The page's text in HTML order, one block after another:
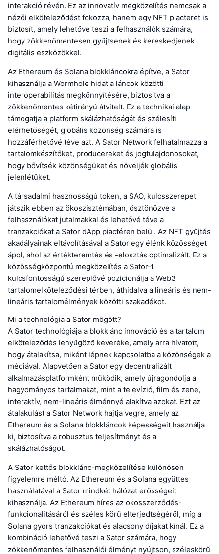
interakció révén. Ez az innovatív megközelítés nemcsak a
nézői elköteleződést fokozza, hanem egy NFT piacteret is
biztosít, amely lehetővé teszi a felhasználók számára,
hogy zökkenőmentesen gyűjtsenek és kereskedjenek
digitális eszközökkel.
Az Ethereum és Solana blokkláncokra építve, a Sator
kihasználja a Wormhole hidat a láncok közötti
interoperabilitás megkönnyítésére, biztosítva a
zökkenőmentes kétirányú átvitelt. Ez a technikai alap
támogatja a platform skálázhatóságát és szélesíti
elérhetőségét, globális közönség számára is
hozzáférhetővé téve azt. A Sator Network felhatalmazza a
tartalomkészítőket, producereket és jogtulajdonosokat,
hogy bővítsék közönségüket és növeljék globális
jelenlétüket.
A társadalmi hasznosságú token, a SAO, kulcsszerepet
játszik ebben az ökoszisztémában, ösztönözve a
felhasználókat jutalmakkal és lehetővé téve a
tranzakciókat a Sator dApp piactéren belül. Az NFT gyűjtés
akadályainak eltávolításával a Sator egy élénk közösséget
ápol, ahol az értékteremtés és -elosztás optimalizált. Ez a
közösségközpontú megközelítés a Sator-t
kulcsfontosságú szereplővé pozicionálja a Web3
tartalomelköteleződési térben, áthidalva a lineáris és nem-
lineáris tartalomélmények közötti szakadékot.
Mi a technológia a Sator mögött?
A Sator technológiája a blokklánc innováció és a tartalom
elköteleződés lenyűgöző keveréke, amely arra hivatott,
hogy átalakítsa, miként lépnek kapcsolatba a közönségek a
médiával. Alapvetően a Sator egy decentralizált
alkalmazásplatformként működik, amely újragondolja a
hagyományos tartalmakat, mint a televízió, film és zene,
interaktív, nem-lineáris élménnyé alakítva azokat. Ezt az
átalakulást a Sator Network hajtja végre, amely az
Ethereum és a Solana blokkláncok képességeit használja
ki, biztosítva a robusztus teljesítményt és a
skálázhatóságot.
A Sator kettős blokklánc-megközelítése különösen
figyelemre méltó. Az Ethereum és a Solana együttes
használatával a Sator mindkét hálózat erősségeit
kihasználja. Az Ethereum híres az okosszerződés-
funkcionalitásáról és széles körű elterjedtségéről, míg a
Solana gyors tranzakciókat és alacsony díjakat kínál. Ez a
kombináció lehetővé teszi a Sator számára, hogy
zökkenőmentes felhasználói élményt nyújtson, széleskörű